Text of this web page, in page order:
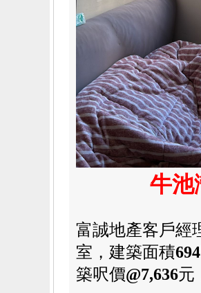
牛池
富誠地產客戶經
室，建築面積694
築呎價@7,636元